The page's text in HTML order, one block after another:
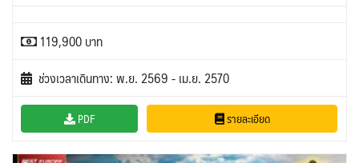
119,900 บาท
ช่วงเวลาเดินทาง: พ.ย. 2569 - เม.ย. 2570
PDF รายละเอียด